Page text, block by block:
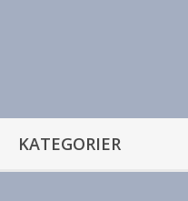
KATEGORIER